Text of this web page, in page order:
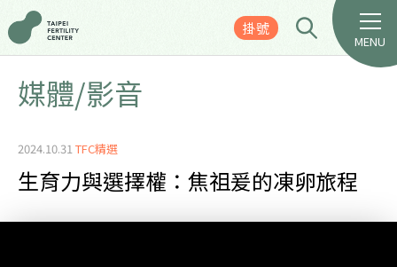
掛號
MENU
媒體/影音
2024.10.31TFC精選
生育力與選擇權：焦祖爰的凍卵旅程